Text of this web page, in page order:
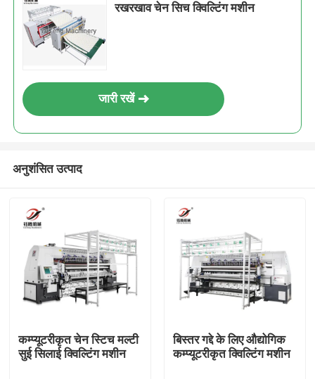
रखरखाव चेन सिच क्विल्टिंग मशीन
जारी रखें
अनुशंसित उत्पाद
कम्प्यूटरीकृत चेन स्टिच मल्टी
सुई सिलाई क्विल्टिंग मशीन
बिस्तर गद्दे के लिए औद्योगिक
कम्प्यूटरीकृत क्विल्टिंग मशीन